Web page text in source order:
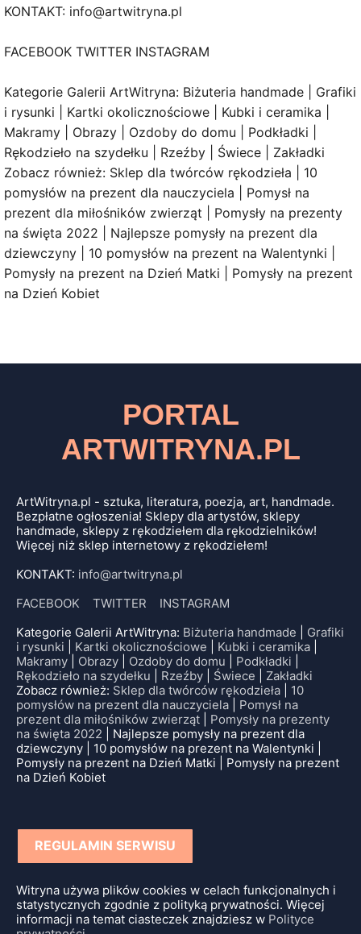
KONTAKT: info@artwitryna.pl
FACEBOOK TWITTER INSTAGRAM
Kategorie Galerii ArtWitryna: Biżuteria handmade | Grafiki
i rysunki | Kartki okolicznościowe | Kubki i ceramika |
Makramy | Obrazy | Ozdoby do domu | Podkładki |
Rękodzieło na szydełku | Rzeźby | Świece | Zakładki
Zobacz również: Sklep dla twórców rękodzieła | 10
pomysłów na prezent dla nauczyciela | Pomysł na
prezent dla miłośników zwierząt | Pomysły na prezenty
na święta 2022 | Najlepsze pomysły na prezent dla
dziewczyny | 10 pomysłów na prezent na Walentynki |
Pomysły na prezent na Dzień Matki | Pomysły na prezent
na Dzień Kobiet
PORTAL
ARTWITRYNA.PL
ArtWitryna.pl - sztuka, literatura, poezja, art, handmade.
Bezpłatne ogłoszenia! Sklepy dla artystów, sklepy
handmade, sklepy z rękodziełem dla rękodzielników!
Więcej niż sklep internetowy z rękodziełem!
KONTAKT: info@artwitryna.pl
FACEBOOK
TWITTER
INSTAGRAM
Kategorie Galerii ArtWitryna: Biżuteria handmade
Grafiki
i rysunki
Kartki okolicznościowe Kubki i ceramika
Makramy
Obrazy Ozdoby do domu Podkładki
Rękodzieło na szydełku
Rzeźby Świece
Zakładki
Zobacz również: Sklep dla twórców rękodzieła
10
pomysłów na prezent dla nauczyciela
Pomysł na
prezent dla miłośników zwierząt
Pomysły na prezenty
na święta 2022 | Najlepsze pomysły na prezent dla
dziewczyny | 10 pomysłów na prezent na Walentynki |
Pomysły na prezent na Dzień Matki | Pomysły na prezent
na Dzień Kobiet
REGULAMIN SERWISU
Witryna używa plików cookies w celach funkcjonalnych i
statystycznych zgodnie z polityką prywatności. Więcej
informacji na temat ciasteczek znajdziesz w Polityce